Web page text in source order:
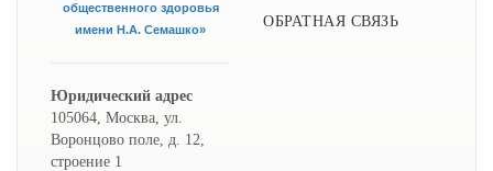
общественного здоровья
имени Н.А. Семашко»
Юридический адрес
105064, Москва, ул.
Воронцово поле, д. 12,
строение 1
ОБРАТНАЯ СВЯЗЬ